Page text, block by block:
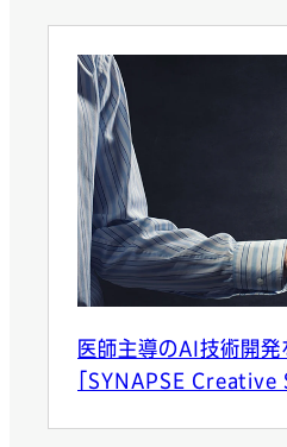
医師主導のAI技術開発
「SYNAPSE Creative